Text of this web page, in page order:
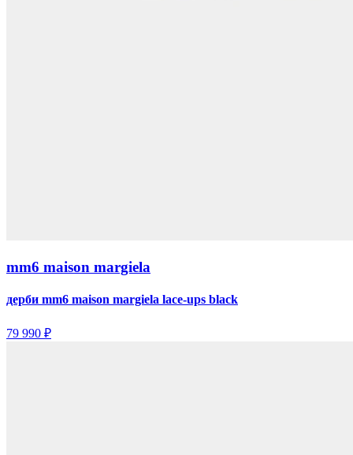
mm6 maison margiela
дерби mm6 maison margiela lace-ups black
79 990 ₽